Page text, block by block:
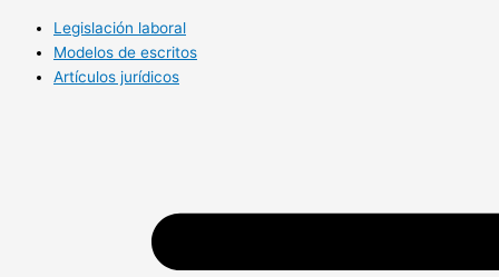
Legislación laboral
Modelos de escritos
Artículos jurídicos